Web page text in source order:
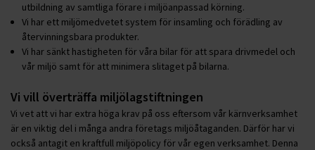
utbildning av samtliga förare i miljöanpassad körning.
Vi har ett miljömedvetet system för insamling och förädling av
återvinningsbara produkter.
Vi har sänkt hastigheten för våra bilar för att spara drivmedel och
vår miljö samt för att minimera slitaget på bilarna.
Vi vill överträffa miljölagstiftningen
Vi vet att vi har extra höga krav på oss eftersom vår kärnverksamhet
är en viktig del i många andra företags miljöåtaganden. Därför har vi
också antagit en kraftfull miljöpolicy för vår egen verksamhet. Denna